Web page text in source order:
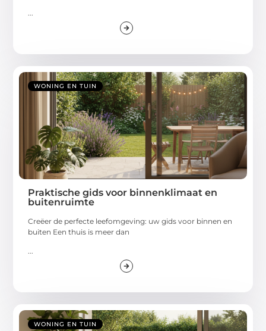
...
WONING EN TUIN
Praktische gids voor binnenklimaat en
buitenruimte
Creëer de perfecte leefomgeving: uw gids voor binnen en
buiten Een thuis is meer dan
...
WONING EN TUIN